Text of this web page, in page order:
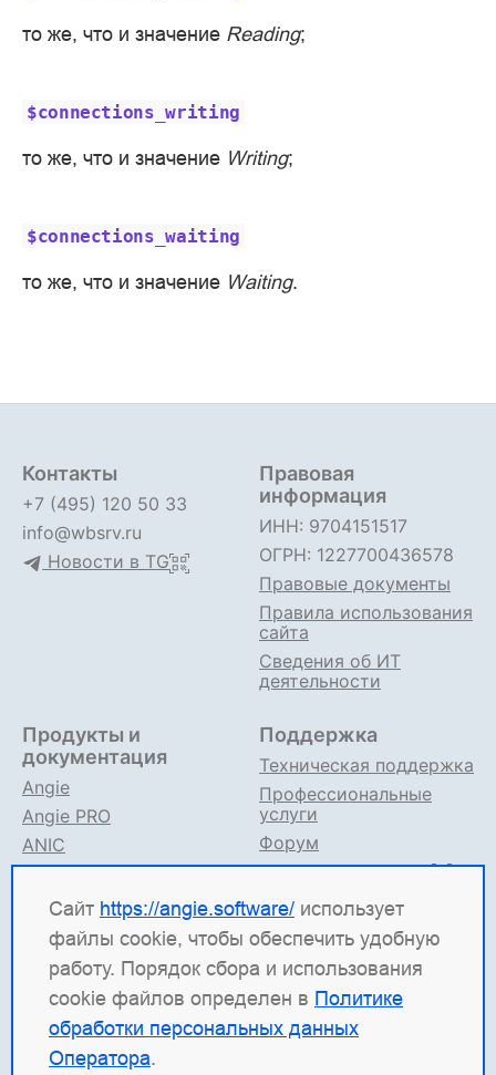
то же, что и значение Reading;
$connections_writing
то же, что и значение Writing;
$connections_waiting
то же, что и значение Waiting.
Сайт https://angie.software/ использует
файлы cookie, чтобы обеспечить удобную
работу. Порядок сбора и использования
cookie файлов определен в Политике
обработки персональных данных
Оператора.
Контакты
+7 (495) 120 50 33
info@wbsrv.ru
Новости в TG
Правовая
информация
ИНН: 9704151517
ОГРН: 1227700436578
Правовые документы
Правила использования
сайта
Сведения об ИТ
деятельности
Продукты и
документация
Angie
Angie PRO
ANIC
Angie ADC
Документация
Поддержка
Техническая поддержка
Профессиональные
услуги
Форум
Поддержка в TG
Angie Software(ООО "Веб-Сервер") — российская
ИТ-компания, которая развивает решения для
высоконагруженных систем. Среди наших
продуктов: система балансировки